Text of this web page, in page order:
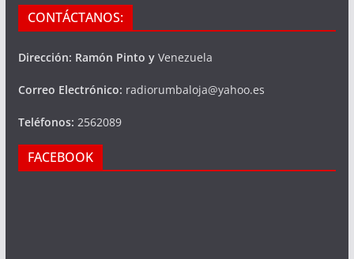
CONTÁCTANOS:
Dirección: Ramón Pinto yVenezuela
Correo Electrónico: radiorumbaloja@yahoo.es
Teléfonos: 2562089
FACEBOOK